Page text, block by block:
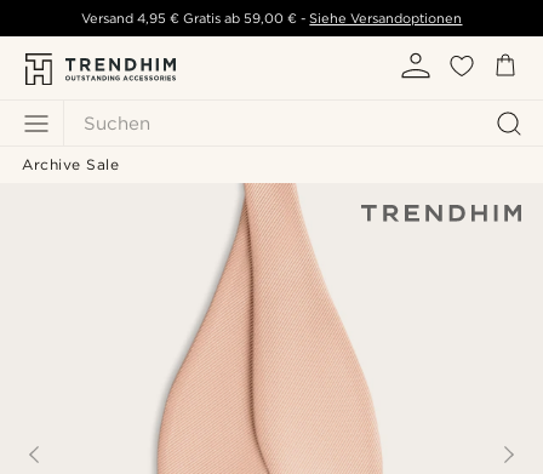
Suchen
Versand 4,95 € Gratis ab 59,00 € - Siehe Versandoptionen
Archive Sale